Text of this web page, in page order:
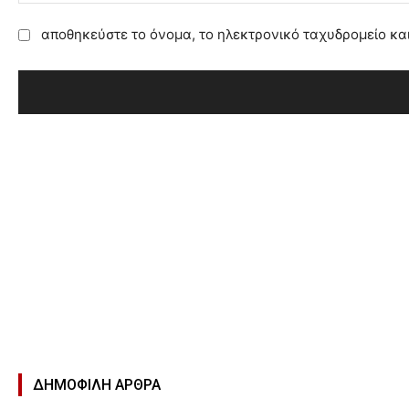
:
αποθηκεύστε το όνομα, το ηλεκτρονικό ταχυδρομείο
ΔΗΜΟΦΙΛΉ ΑΡΘΡΑ